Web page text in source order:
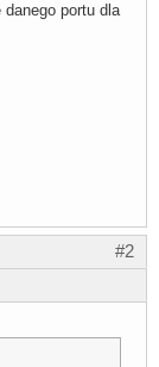
portu dla
#2